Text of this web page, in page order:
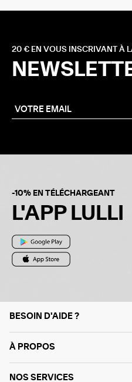
20 € EN VOUS INSCRIVANT À
-10% EN TÉLÉCHARGEANT
L'APP LULLI
BESOIN D'AIDE ?
À PROPOS
NOS SERVICES